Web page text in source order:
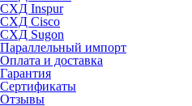
СХД Inspur
СХД Cisco
СХД Sugon
Параллельный импорт
Оплата и доставка
Гарантия
Сертификаты
Отзывы